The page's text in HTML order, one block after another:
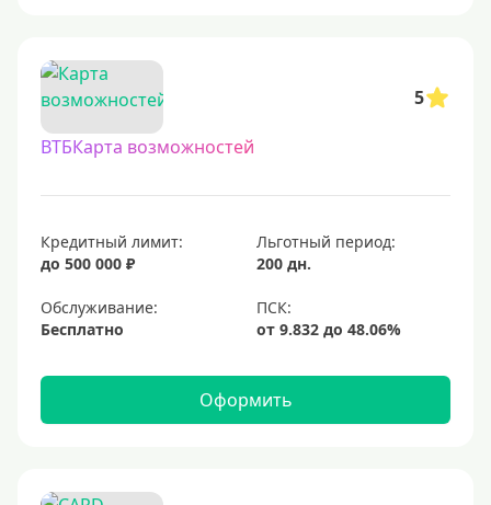
5
ВТБКарта возможностей
Кредитный лимит:
до 500 000 ₽
Льготный период:
200 дн.
Обслуживание:
Бесплатно
Оформить